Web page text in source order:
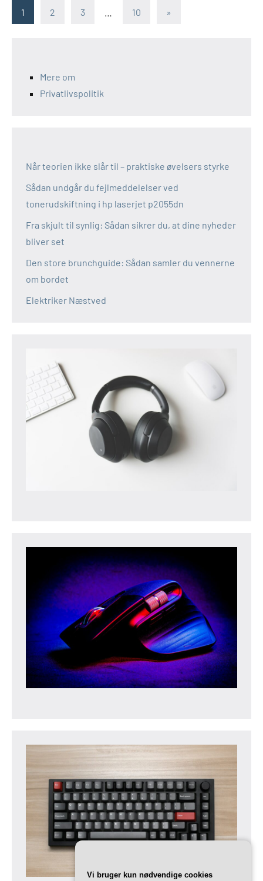
Indlægsinddeling
1 2 3 10
Næste
»
Mere om
Privatlivspolitik
Når teorien ikke slår til – praktiske øvelsers styrke
Sådan undgår du fejlmeddelelser ved
tonerudskiftning i hp laserjet p2055dn
Fra skjult til synlig: Sådan sikrer du, at dine nyheder
bliver set
Den store brunchguide: Sådan samler du vennerne
om bordet
Elektriker Næstved
Vi bruger kun nødvendige cookies